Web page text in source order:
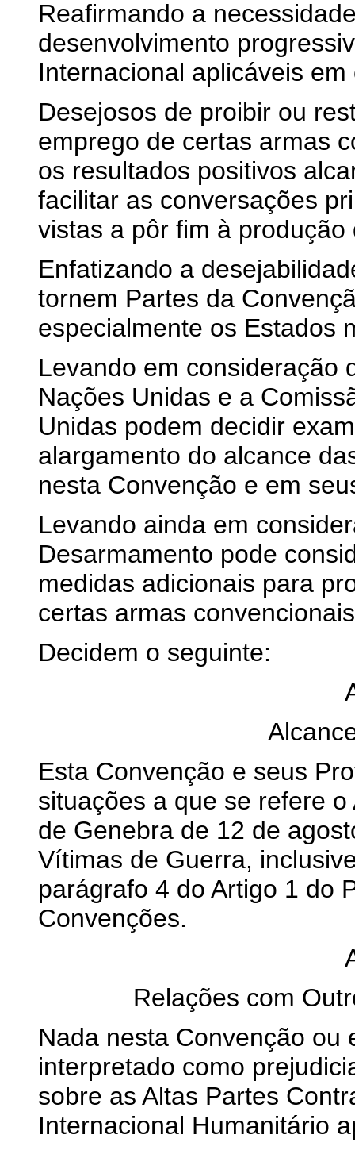
Reafirmando a
desenvolvimento
Internacional aplicáveis
Desejosos de proibir ou
emprego de certas armas
os resultados positivos
facilitar as conversações
vistas a pôr fim à produção
Enfatizando a
tornem Partes da
especialmente os Estados
Levando em consideração
Nações Unidas e a
Unidas podem decidir
alargamento do alcance
nesta Convenção e em
Levando ainda em
Desarmamento pode
medidas adicionais para
certas armas
Decidem o seguinte:
Esta Convenção e seus
situações a que se refere
de Genebra de 12 de
Vítimas de Guerra,
parágrafo 4 do Artigo 1 do
Convenções.
Relações com
Nada nesta Convenção ou
interpretado como
sobre as Altas Partes
Internacional Humanitário